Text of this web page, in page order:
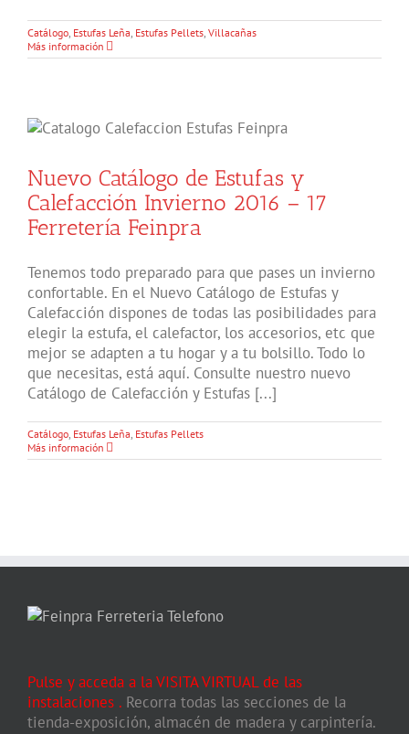
Catálogo, Estufas Leña, Estufas Pellets, Villacañas
Más información
Nuevo Catálogo de Estufas y
Calefacción Invierno 2016 – 17
Ferretería Feinpra
Tenemos todo preparado para que pases un invierno
confortable. En el Nuevo Catálogo de Estufas y
Calefacción dispones de todas las posibilidades para
elegir la estufa, el calefactor, los accesorios, etc que
mejor se adapten a tu hogar y a tu bolsillo. Todo lo
que necesitas, está aquí. Consulte nuestro nuevo
Catálogo de Calefacción y Estufas [...]
Catálogo, Estufas Leña, Estufas Pellets
Más información
Pulse y acceda a la VISITA VIRTUAL de las
instalaciones . Recorra todas las secciones de la
tienda-exposición, almacén de madera y carpintería.